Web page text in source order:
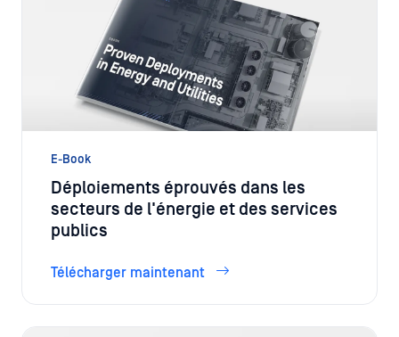
E-Book
Déploiements éprouvés dans les
secteurs de l'énergie et des services
publics
Télécharger maintenant